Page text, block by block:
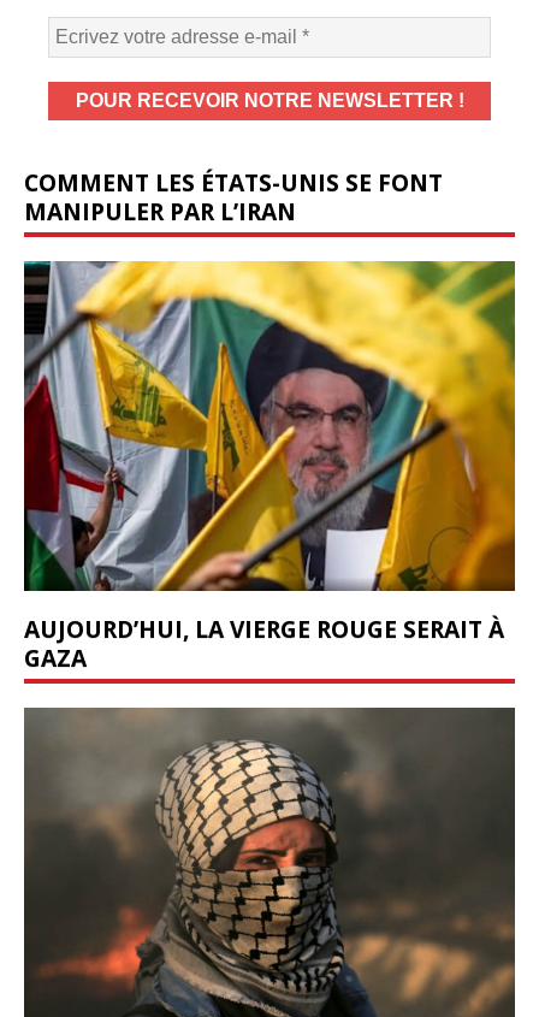
COMMENT LES ÉTATS-UNIS SE FONT
MANIPULER PAR L’IRAN
AUJOURD’HUI, LA VIERGE ROUGE SERAIT À
GAZA